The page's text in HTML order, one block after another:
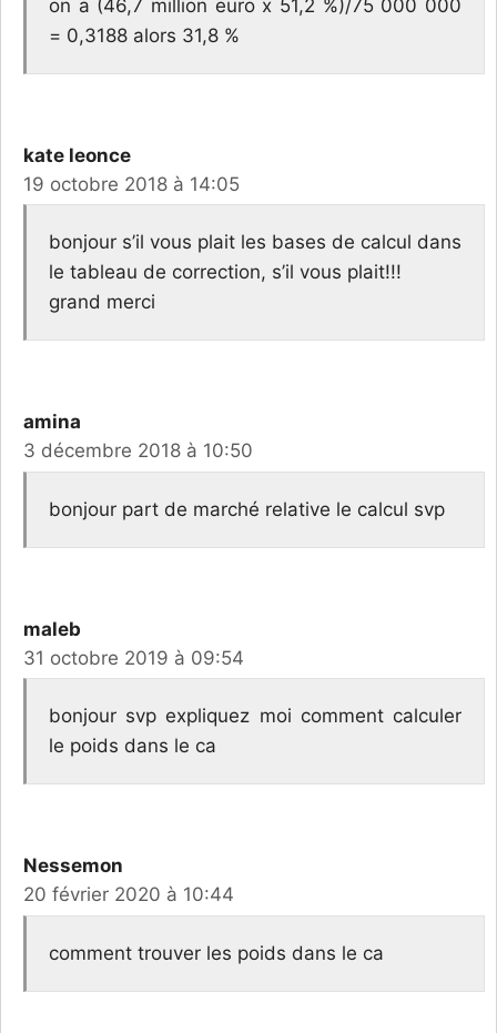
on a (46,7 million euro x 51,2 %)/75 000 000
= 0,3188 alors 31,8 %
kate leonce
19 octobre 2018 à 14:05
bonjour s’il vous plait les bases de calcul dans
le tableau de correction, s’il vous plait!!!
grand merci
amina
3 décembre 2018 à 10:50
bonjour part de marché relative le calcul svp
maleb
31 octobre 2019 à 09:54
bonjour svp expliquez moi comment calculer
le poids dans le ca
Nessemon
20 février 2020 à 10:44
comment trouver les poids dans le ca